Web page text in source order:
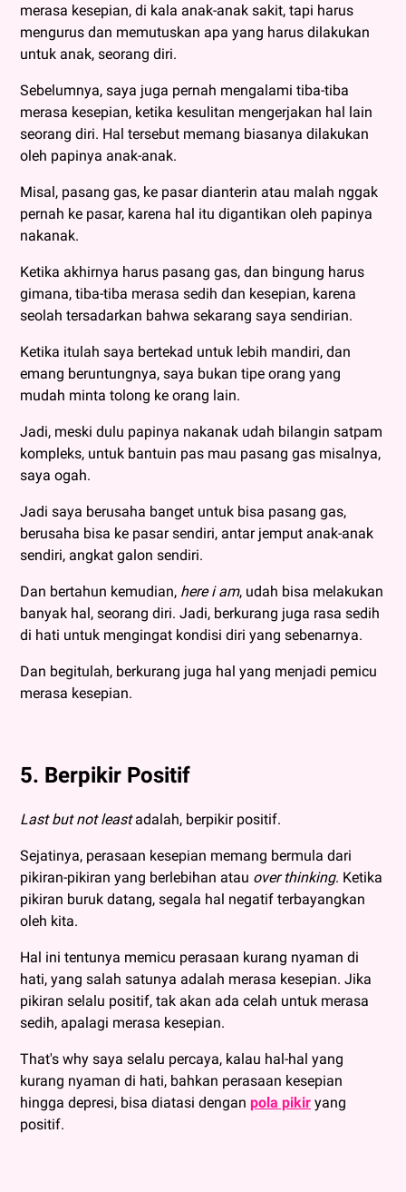
merasa kesepian, di kala anak-anak sakit, tapi harus
mengurus dan memutuskan apa yang harus dilakukan
untuk anak, seorang diri.
Sebelumnya, saya juga pernah mengalami tiba-tiba
merasa kesepian, ketika kesulitan mengerjakan hal lain
seorang diri. Hal tersebut memang biasanya dilakukan
oleh papinya anak-anak.
Misal, pasang gas, ke pasar dianterin atau malah nggak
pernah ke pasar, karena hal itu digantikan oleh papinya
nakanak.
Ketika akhirnya harus pasang gas, dan bingung harus
gimana, tiba-tiba merasa sedih dan kesepian, karena
seolah tersadarkan bahwa sekarang saya sendirian.
Ketika itulah saya bertekad untuk lebih mandiri, dan
emang beruntungnya, saya bukan tipe orang yang
mudah minta tolong ke orang lain.
Jadi, meski dulu papinya nakanak udah bilangin satpam
kompleks, untuk bantuin pas mau pasang gas misalnya,
saya ogah.
Jadi saya berusaha banget untuk bisa pasang gas,
berusaha bisa ke pasar sendiri, antar jemput anak-anak
sendiri, angkat galon sendiri.
Dan bertahun kemudian, here i am, udah bisa melakukan
banyak hal, seorang diri. Jadi, berkurang juga rasa sedih
di hati untuk mengingat kondisi diri yang sebenarnya.
Dan begitulah, berkurang juga hal yang menjadi pemicu
merasa kesepian.
5. Berpikir Positif
Last but not leastadalah, berpikir positif.
Sejatinya, perasaan kesepian memang bermula dari
pikiran-pikiran yang berlebihan atau over thinking. Ketika
pikiran buruk datang, segala hal negatif terbayangkan
oleh kita.
Hal ini tentunya memicu perasaan kurang nyaman di
hati, yang salah satunya adalah merasa kesepian. Jika
pikiran selalu positif, tak akan ada celah untuk merasa
sedih, apalagi merasa kesepian.
That's why saya selalu percaya, kalau hal-hal yang
kurang nyaman di hati, bahkan perasaan kesepian
hingga depresi, bisa diatasi dengan pola pikir yang
positif.